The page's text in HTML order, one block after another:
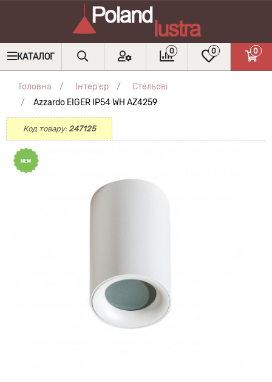
КАТАЛОГ
0 0 0
Головна Інтер'єр
Стельові
Azzardo EIGER IP54 WH AZ4259
Код товару:247125